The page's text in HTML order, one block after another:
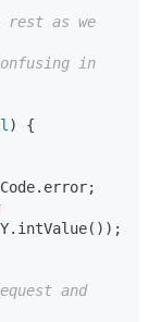
) {
and